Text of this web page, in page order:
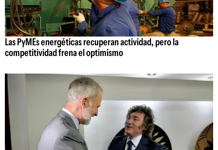
Las PyMEs energéticas recuperan actividad, pero la
competitividad frena el optimismo